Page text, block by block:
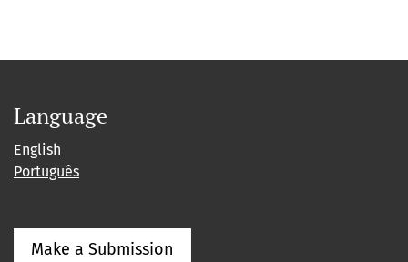
Language
English
Português
Make a Submission